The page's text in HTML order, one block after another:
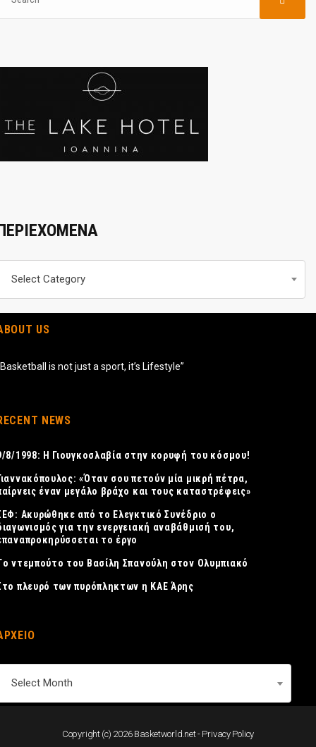
Select Category
US
is not just a sport, it’s Lifestyle”
NEWS
8/1998: Η Γιουγκοσλαβία στην κορυφή του κόσμου!
«Όταν σου πετούν μία μικρή πέτρα,
έναν μεγάλο βράχο και τους καταστρέφεις»
Ακυρώθηκε από το Ελεγκτικό Συνέδριο ο
για την ενεργειακή αναβάθμισή του,
το έργο
ντεμπούτο του Βασίλη Σπανούλη στον Ολυμπιακό
πλευρό των πυρόπληκτων η ΚΑΕ Άρης
Select Month
Copyright (c) 2026 Basketworld.net - Privacy Policy